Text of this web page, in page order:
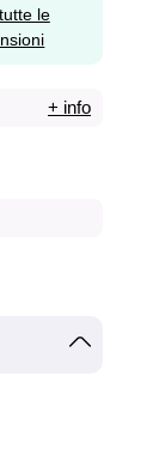
le
+ info